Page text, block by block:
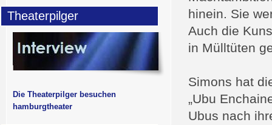
hinein. Sie
Auch die
in Mülltüten
Simons hat
„Ubu
Ubus nach
Theaterpilger
Die Theaterpilger besuchen
hamburgtheater